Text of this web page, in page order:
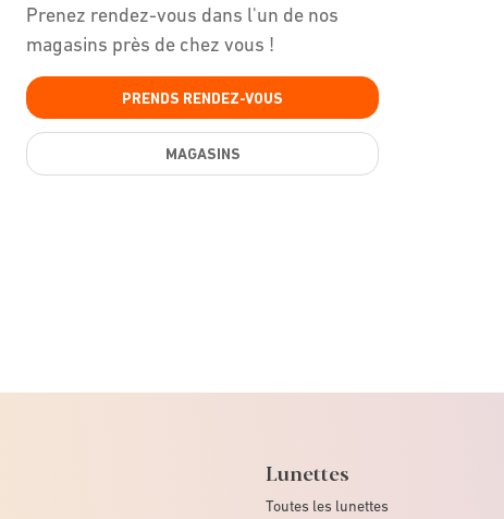
Prenez rendez-vous dans l'un de nos
magasins près de chez vous !
PRENDS RENDEZ-VOUS
MAGASINS
Lunettes
Toutes les lunettes